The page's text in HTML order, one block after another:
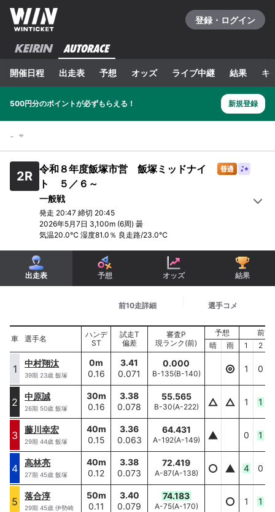
登録・ログイン
開催日程 出走表 予想 オッズ ライブ中継 結果 キ
500円分のポイントが必ずもらえる！ 新規登録
-
2R 令和８年度飯塚市営 飯塚ミッドナイ
ト ５／６～
一般戦
発走 20:47 締切 20:45
2026年5月7日 3,100m (6周) 曇
気温20.0℃ 湿度81.0 ％ 良走路/23.0℃
1R
一般戦
4R
一般戦
出走表 予想 オッズ 結果
前10走詳細 選手コメ
車 選手名
ハンデ/ST
1 中村翔汰
0m/0.16
2 中原誠
30m/ 0.16
3 藤川幸宏
40m/ 0.15
4 高林亮
40m/ 0.12
5 落合淳
50m/ 0.11
車 選手名
ハンデ
ST
試走T
偏差
審査P
現ランク(前)
予想
前10
晴
雨 1 2
1 中村翔汰
39期 23歳 飯塚
0m
0.16
3.41
0.071
0.000
B-135(B-140) 1 0
2 中原誠
26期 50歳 飯塚
30m
0.16
3.38
0.078
55.565
B-30(A-222) 1 1
3 藤川幸宏
29期 44歳 飯塚
40m
0.15
3.36
0.063
64.431
A-192(A-149) 0 1
4 高林亮
27期 45歳 飯塚
40m
0.12
3.38
0.073
72.419
A-87(A-138) 4 0
5 落合淳
29期 45歳 伊勢崎
50m
0.11
3.40
0.079
74.183
A-75(A-170) 1 1